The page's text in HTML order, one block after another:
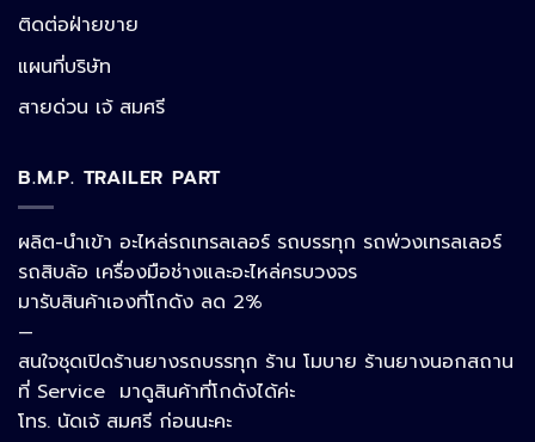
ติดต่อฝ่ายขาย
แผนที่บริษัท
สายด่วน เจ้ สมศรี
B.M.P. TRAILER PART
ผลิต-นำเข้า อะไหล่รถเทรลเลอร์ รถบรรทุก รถพ่วงเทรลเลอร์
รถสิบล้อ เครื่องมือช่างและอะไหล่ครบวงจร
มารับสินค้าเองที่โกดัง ลด 2%
—
สนใจชุดเปิดร้านยางรถบรรทุก ร้าน โมบาย ร้านยางนอกสถาน
ที่ Service มาดูสินค้าที่โกดังได้ค่ะ
โทร. นัดเจ้ สมศรี ก่อนนะคะ